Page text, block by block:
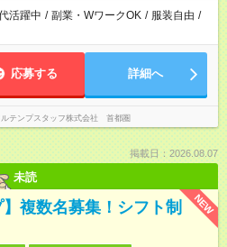
活躍中 / 副業・WワークOK / 服装自由 /
応募する 詳細へ
ルテンプスタッフ株式会社 首都圏
掲載日：2026.08.07
未読
NEW
複数名募集！シフト制